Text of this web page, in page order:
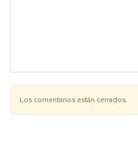
Los comentarios están cerrados.